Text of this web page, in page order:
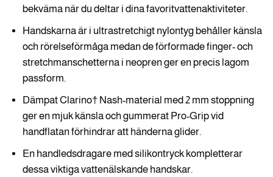
bekväma när du deltar i dina favoritvattenaktiviteter.
Handskarna är i ultrastretchigt nylontyg behåller känsla
och rörelseförmåga medan de förformade finger- och
stretchmanschetterna i neopren ger en precis lagom
passform.
Dämpat Clarino† Nash-material med 2 mm stoppning
ger en mjuk känsla och gummerat Pro-Grip vid
handflatan förhindrar att händerna glider.
En handledsdragare med silikontryck kompletterar
dessa viktiga vattenälskande handskar.